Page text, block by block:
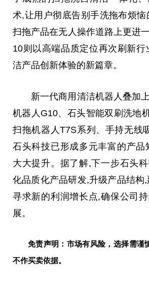
术,让用户彻底告别手洗拖布烦
扫拖产品在无人操作道路上更进
10则以高端品质定位再次刷新
洁产品创新体验的新篇章。
新一代商用清洁机器人叠加
机器人G10、石头智能双刷洗地
扫拖机器人T7S系列、手持无线
石头科技已形成多元丰富的产品
大大提升。据了解,下一步石头
化品质化产品研发,升级产品结构
寻求新的利润增长点,确保公司
展。
免责声明：市场有风险，选择需谨
不作买卖依据。